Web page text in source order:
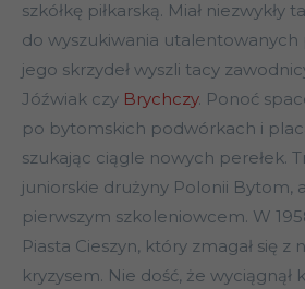
szkółkę piłkarską. Miał niezwykły
do wyszukiwania utalentowanych
jego skrzydeł wyszli tacy
Jóźwiak czy Brychczy. Ponoć
po bytomskich podwórkach i
szukając ciągle nowych perełek.
juniorskie drużyny Polonii Bytom,
pierwszym szkoleniowcem. W
Piasta Cieszyn, który zmagał się z
kryzysem. Nie dość, że wyciągnął